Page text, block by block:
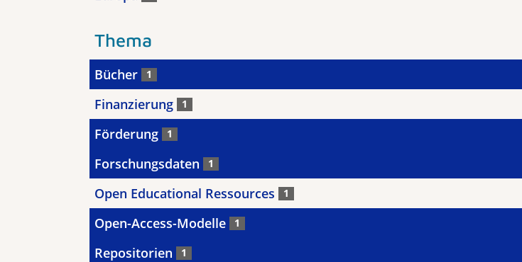
Thema
Bücher 1
Finanzierung 1
Förderung 1
Forschungsdaten 1
Open Educational Ressources 1
Open-Access-Modelle 1
Repositorien 1